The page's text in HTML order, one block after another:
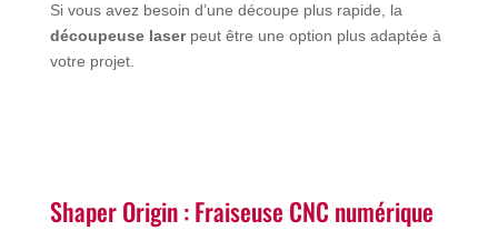
Si vous avez besoin d’une découpe plus rapide, la
découpeuse laserpeut être une option plus adaptée à
votre projet.
Shaper Origin : Fraiseuse CNC numérique